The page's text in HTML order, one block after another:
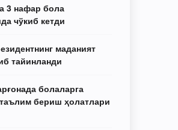
3 нафар бола
чўкиб кетди
маданият
тайинланди
болаларга
бериш ҳолатлари